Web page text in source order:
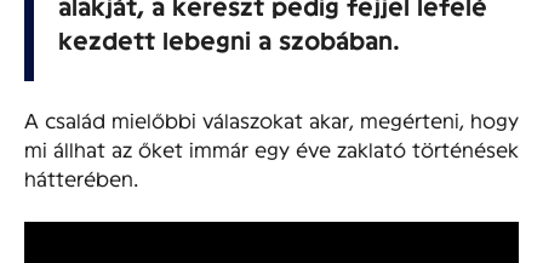
kezdett lebegni a szobában.
A család mielőbbi válaszokat akar, megérteni, hogy
mi állhat az őket immár egy éve zaklató történések
hátterében.